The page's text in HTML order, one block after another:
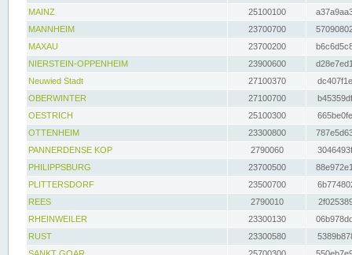
MAINZ
25100100
MANNHEIM
23700700
MAXAU
23700200
NIERSTEIN-OPPENHEIM
23900600
Neuwied Stadt
27100370
OBERWINTER
27100700
OESTRICH
25100300
OTTENHEIM
23300800
PANNERDENSE KOP
2790060
PHILIPPSBURG
23700500
PLITTERSDORF
23500700
REES
2790010
RHEINWEILER
23300130
RUST
23300580